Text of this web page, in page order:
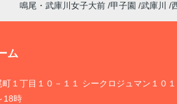
鳴尾・武庫川女子大前 甲子園 武庫川
ム
１丁目１０－１１ シークロジュマン１０１
18時